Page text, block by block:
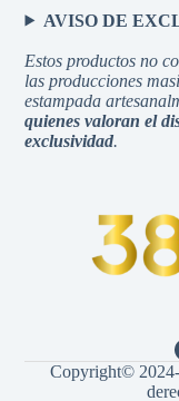
AVISO DE
Estos productos no
las producciones
estampada
quienes valoran el
exclusividad.
Copyright©